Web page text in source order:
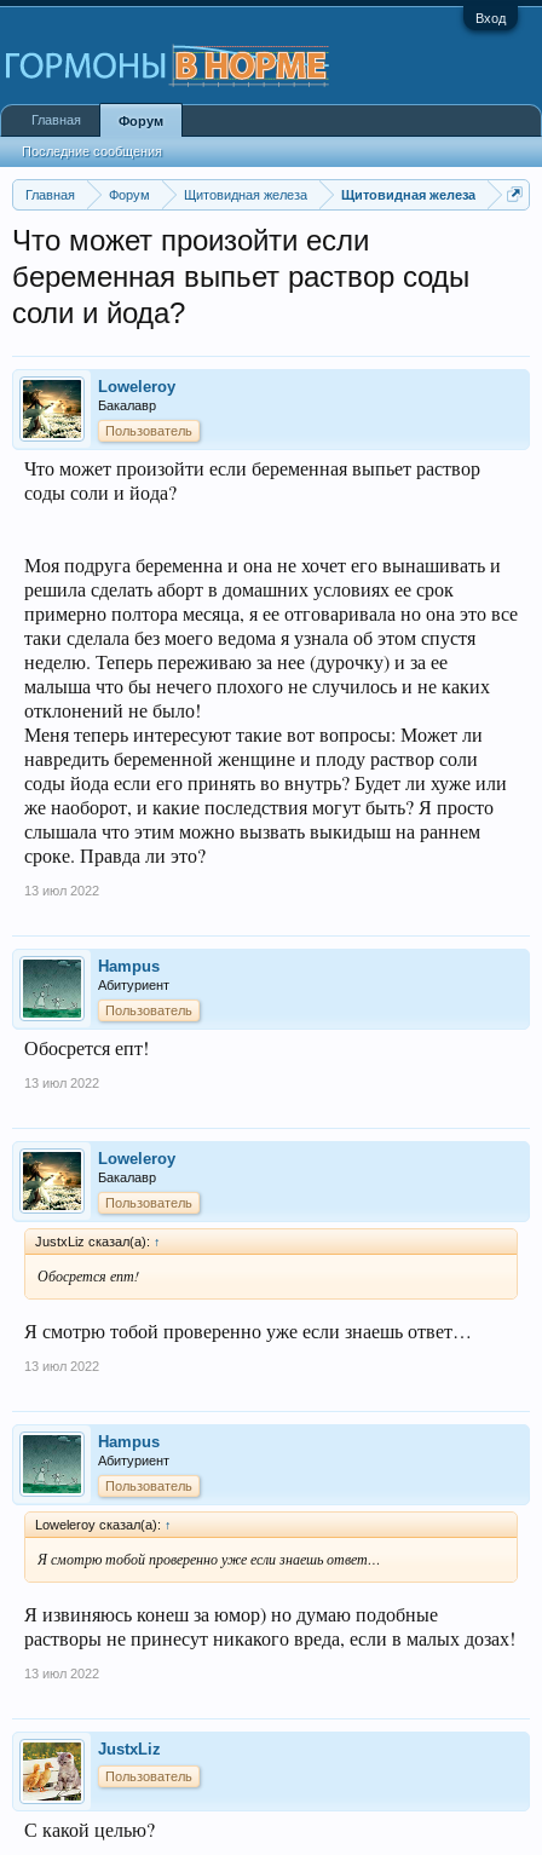
Вход
Главная Форум Щитовидная железа Щитовидная железа
Что может произойти если
беременная выпьет раствор соды
соли и йода?
Loweleroy
Бакалавр
Пользователь
Что может произойти если беременная выпьет раствор
соды соли и йода?
Моя подруга беременна и она не хочет его вынашивать и
решила сделать аборт в домашних условиях ее срок
примерно полтора месяца, я ее отговаривала но она это все
таки сделала без моего ведома я узнала об этом спустя
неделю. Теперь переживаю за нее (дурочку) и за ее
малыша что бы нечего плохого не случилось и не каких
отклонений не было!
Меня теперь интересуют такие вот вопросы: Может ли
навредить беременной женщине и плоду раствор соли
соды йода если его принять во внутрь? Будет ли хуже или
же наоборот, и какие последствия могут быть? Я просто
слышала что этим можно вызвать выкидыш на раннем
сроке. Правда ли это?
13 июл 2022
Hampus
Абитуриент
Пользователь
Обосрется епт!
13 июл 2022
Loweleroy
Бакалавр
Пользователь
JustxLiz сказал(а): ↑
Обосрется епт!
Я смотрю тобой проверенно уже если знаешь ответ…
13 июл 2022
Hampus
Абитуриент
Пользователь
Loweleroy сказал(а): ↑
Я смотрю тобой проверенно уже если знаешь ответ…
Я извиняюсь конеш за юмор) но думаю подобные
растворы не принесут никакого вреда, если в малых дозах!
13 июл 2022
JustxLiz
Пользователь
С какой целью?
Главная Форум
Последние сообщения